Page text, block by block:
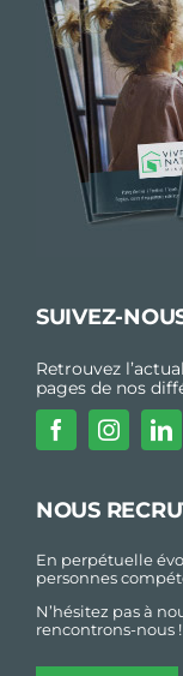
SUIVEZ-
Retrouvez
pages de nos
NOUS
En perpétuelle
personnes
N’hésitez pas à
rencontrons-nous !